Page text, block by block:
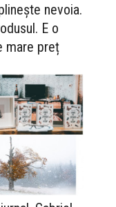
nevoia.
E o
mare preț